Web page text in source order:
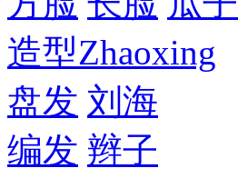
造型Zhaoxing
盘发 刘海
编发 辫子